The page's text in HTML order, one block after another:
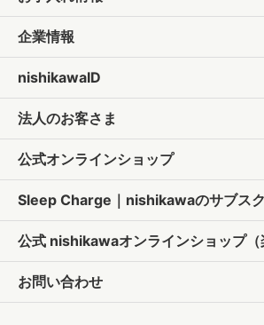
企業情報
nishikawaID
法人のお客さま
公式オンラインショップ
Sleep Charge｜ nishikawaのサブスク
公式 nishikawaオンラインショップ（
お問い合わせ